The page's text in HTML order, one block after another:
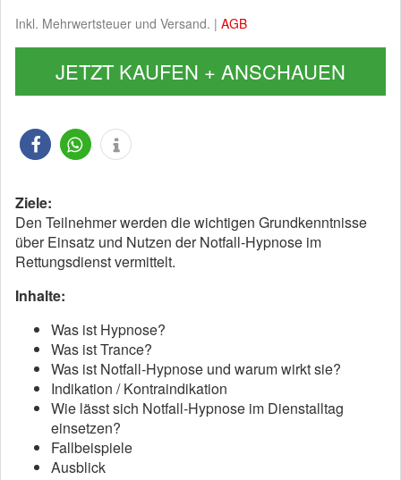
Inkl. Mehrwertsteuer und Versand. | AGB
JETZT KAUFEN + ANSCHAUEN
Ziele:
Den Teilnehmer werden die wichtigen Grundkenntnisse
über Einsatz und Nutzen der Notfall-Hypnose im
Rettungsdienst vermittelt.
Inhalte:
Was ist Hypnose?
Was ist Trance?
Was ist Notfall-Hypnose und warum wirkt sie?
Indikation / Kontraindikation
Wie lässt sich Notfall-Hypnose im Dienstalltag
einsetzen?
Fallbeispiele
Ausblick